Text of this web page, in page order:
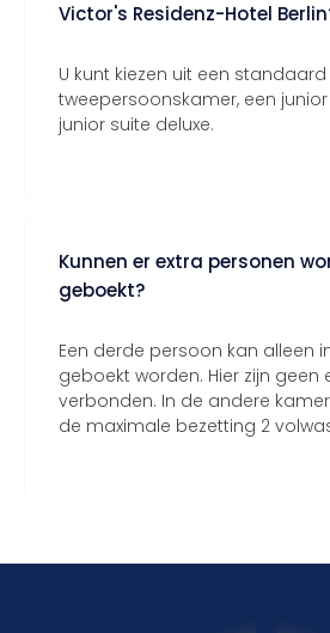
Victor's Residenz-Hotel
U kunt kiezen uit een standaard
tweepersoonskamer, een
junior suite deluxe.
Kunnen er extra personen
geboekt?
Een derde persoon kan alleen
geboekt worden. Hier zijn geen
verbonden. In de andere
de maximale bezetting 2